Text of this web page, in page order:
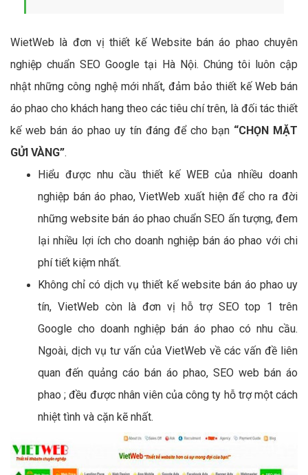
WietWeb là đơn vị thiết kế Website bán áo phao chuyên
nghiệp chuẩn SEO Google tại Hà Nội. Chúng tôi luôn cập
nhật những công nghệ mới nhất, đảm bảo thiết kế Web bán
áo phao cho khách hang theo các tiêu chí trên, là đối tác thiết
kế web bán áo phao uy tín đáng để cho bạn “CHỌN MẶT
GỬI VÀNG”.
Hiểu được nhu cầu thiết kế WEB của nhiều doanh
nghiệp bán áo phao, VietWeb xuất hiện để cho ra đời
những website bán áo phao chuẩn SEO ấn tượng, đem
lại nhiều lợi ích cho doanh nghiệp bán áo phao với chi
phí tiết kiệm nhất.
Không chỉ có dịch vụ thiết kế website bán áo phao uy
tín, VietWeb còn là đơn vị hỗ trợ SEO top 1 trên
Google cho doanh nghiệp bán áo phao có nhu cầu.
Ngoài, dịch vụ tư vấn của VietWeb về các vấn đề liên
quan đến quảng cáo bán áo phao, SEO web bán áo
phao ; đều được nhân viên của công ty hỗ trợ một cách
nhiệt tình và cặn kẽ nhất.